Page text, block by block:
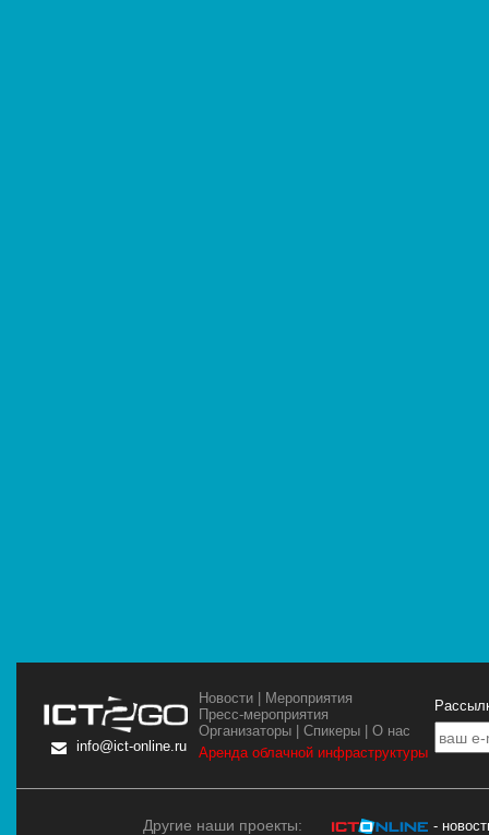
info@ict-online.ru
Новости
Мероприятия
Пресс-мероприятия
Организаторы |Спикеры |О нас
Аренда облачной инфраструктуры
Другие наши проекты: -